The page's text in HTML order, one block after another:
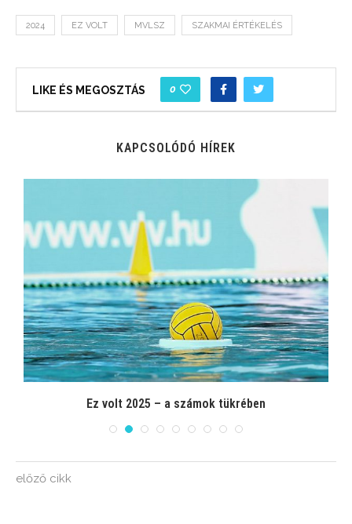
2024 EZ VOLT MVLSZ SZAKMAI ÉRTÉKELÉS
LIKE ÉS MEGOSZTÁS 0
KAPCSOLÓDÓ HÍREK
Ez volt 2025 – a számok tükrében
előző cikk